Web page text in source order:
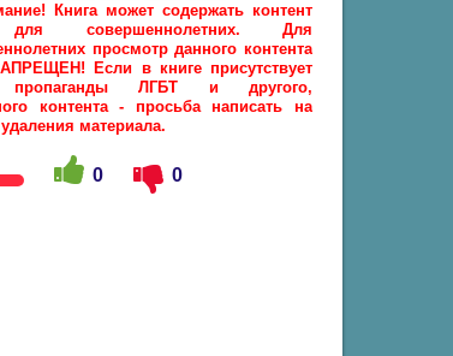
Книга может содержать контент
совершеннолетних. Для
просмотр данного контента
Если в книге присутствует
пропаганды ЛГБТ и другого,
контента - просьба написать на
материала.
0 0